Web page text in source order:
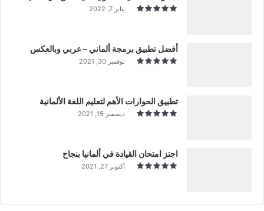
يناير 7, 2022
أفضل تطبيق برمجة ألماني – عربي وبالعكس
نوفمبر 30, 2021
تطبيق الحوارات الأهم لتعليم اللغة الألمانية
ديسمبر 15, 2021
اجتز امتحان القيادة في ألمانيا بنجاح
أكتوبر 27, 2021